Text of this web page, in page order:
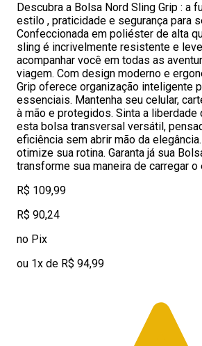
Descubra a Bolsa Nord Sling Grip : a
estilo , praticidade e segurança para
Confeccionada em poliéster de alta
sling é incrivelmente resistente e
acompanhar você em todas as
viagem. Com design moderno e
Grip oferece organização inteligente
essenciais. Mantenha seu celular,
à mão e protegidos. Sinta a
esta bolsa transversal versátil,
eficiência sem abrir mão da
otimize sua rotina. Garanta já sua
transforme sua maneira de carregar
R$ 109,99
R$ 90,24
no Pix
ou 1x de R$ 94,99